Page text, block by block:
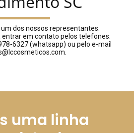
dos nossos representantes.
entrar em contato pelos telefones:
6327 (whatsapp) ou pelo e-mail
uma linha